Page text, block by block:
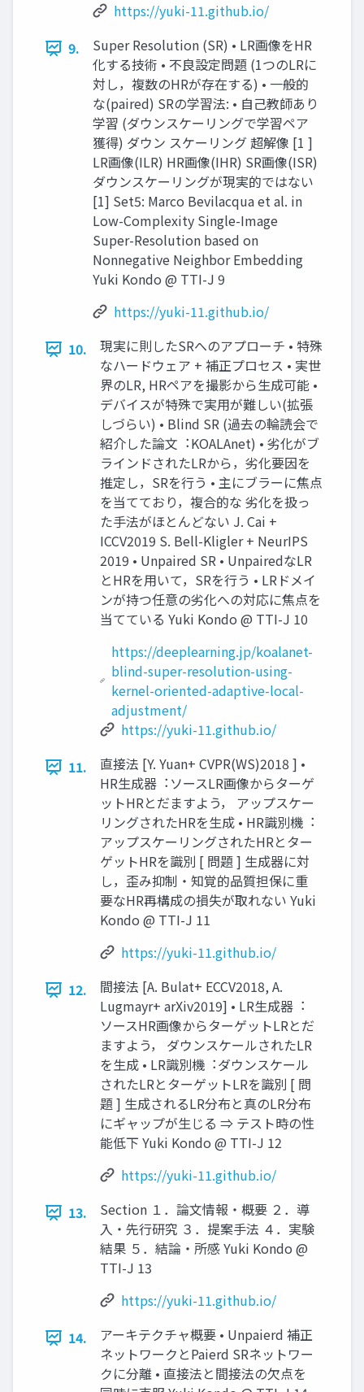
https://yuki-11.github.io/
9.
Super Resolution (SR) • LR画像をHR
化する技術 • 不良設定問題 (1つのLRに
対し，複数のHRが存在する) • ⼀般的
な(paired) SRの学習法: • ⾃⼰教師あり
学習 (ダウンスケーリングで学習ペア
獲得) ダウン スケーリング 超解像 [1 ]
LR画像(ILR) HR画像(IHR) SR画像(ISR)
ダウンスケーリングが現実的ではない
[1] Set5: Marco Bevilacqua et al. in
Low-Complexity Single-Image
Super-Resolution based on
Nonnegative Neighbor Embedding
Yuki Kondo @ TTI-J 9
https://yuki-11.github.io/
10.
現実に則したSRへのアプローチ • 特殊
なハードウェア + 補正プロセス • 実世
界のLR, HRペアを撮影から⽣成可能 •
デバイスが特殊で実⽤が難しい(拡張
しづらい) • Blind SR (過去の輪読会で
紹介した論⽂︓KOALAnet) • 劣化がブ
ラインドされたLRから，劣化要因を
推定し，SRを⾏う • 主にブラーに焦点
を当てており，複合的な 劣化を扱っ
た⼿法がほとんどない J. Cai +
ICCV2019 S. Bell-Kligler + NeurIPS
2019 • Unpaired SR • UnpairedなLR
とHRを⽤いて，SRを⾏う • LRドメイ
ンが持つ任意の劣化への対応に焦点を
当てている Yuki Kondo @ TTI-J 10
https://deeplearning.jp/koalanet-
blind-super-resolution-using-
kernel-oriented-adaptive-local-
adjustment/
https://yuki-11.github.io/
11.
直接法 [Y. Yuan+ CVPR(WS)2018 ] •
HR⽣成器︓ソースLR画像からターゲ
ットHRとだますよう， アップスケー
リングされたHRを⽣成 • HR識別機︓
アップスケーリングされたHRとター
ゲットHRを識別 [ 問題 ] ⽣成器に対
し，歪み抑制・知覚的品質担保に重
要なHR再構成の損失が取れない Yuki
Kondo @ TTI-J 11
https://yuki-11.github.io/
12.
間接法 [A. Bulat+ ECCV2018, A.
Lugmayr+ arXiv2019] • LR⽣成器︓
ソースHR画像からターゲットLRとだ
ますよう， ダウンスケールされたLR
を⽣成 • LR識別機︓ダウンスケール
されたLRとターゲットLRを識別 [ 問
題 ] ⽣成されるLR分布と真のLR分布
にギャップが⽣じる ⇒ テスト時の性
能低下 Yuki Kondo @ TTI-J 12
https://yuki-11.github.io/
13.
Section １．論⽂情報・概要 ２．導
⼊・先⾏研究 ３．提案⼿法 ４．実験
結果 ５．結論・所感 Yuki Kondo @
TTI-J 13
https://yuki-11.github.io/
14.
アーキテクチャ概要 • Unpaierd 補正
ネットワークとPaierd SRネットワー
クに分離 • 直接法と間接法の⽋点を